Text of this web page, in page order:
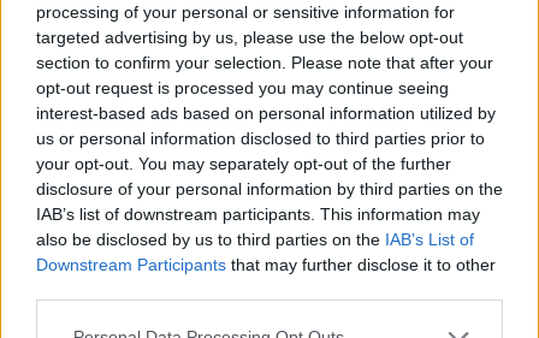
processing of your personal or sensitive information for
targeted advertising by us, please use the below opt-out
section to confirm your selection. Please note that after your
opt-out request is processed you may continue seeing
interest-based ads based on personal information utilized by
us or personal information disclosed to third parties prior to
your opt-out. You may separately opt-out of the further
disclosure of your personal information by third parties on the
IAB’s list of downstream participants. This information may
also be disclosed by us to third parties on the IAB’s List of
Downstream Participants that may further disclose it to other